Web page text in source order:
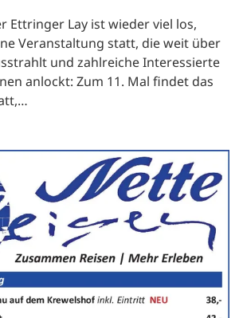
Ettringer Lay ist wieder viel los,
Veranstaltung statt, die weit über
und zahlreiche Interessierte
anlockt: Zum 11. Mal findet das